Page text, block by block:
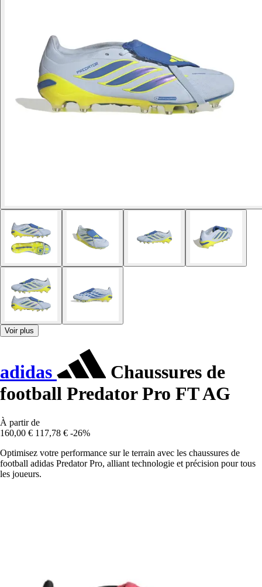
Voir plus
adidas
Chaussures de
football Predator Pro FT AG
À partir de
160,00 € 117,78 € -26%
Optimisez votre performance sur le terrain avec les chaussures de
football adidas Predator Pro, alliant technologie et précision pour tous
les joueurs.